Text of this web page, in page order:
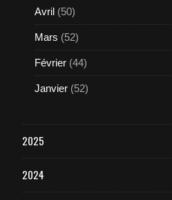
Avril (50)
Mars (52)
Février (44)
Janvier (52)
2025
2024